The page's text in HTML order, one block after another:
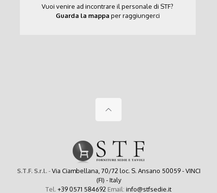
Vuoi venire ad incontrare il personale di STF?
Guarda la mappa per raggiungerci
S.T.F. S.r.l.-Via Ciambellana, 70/72 loc. S. Ansano 50059 - VINCI
(FI) - Italy
Tel. +39 0571 584692 Email: info@stfsedie.it